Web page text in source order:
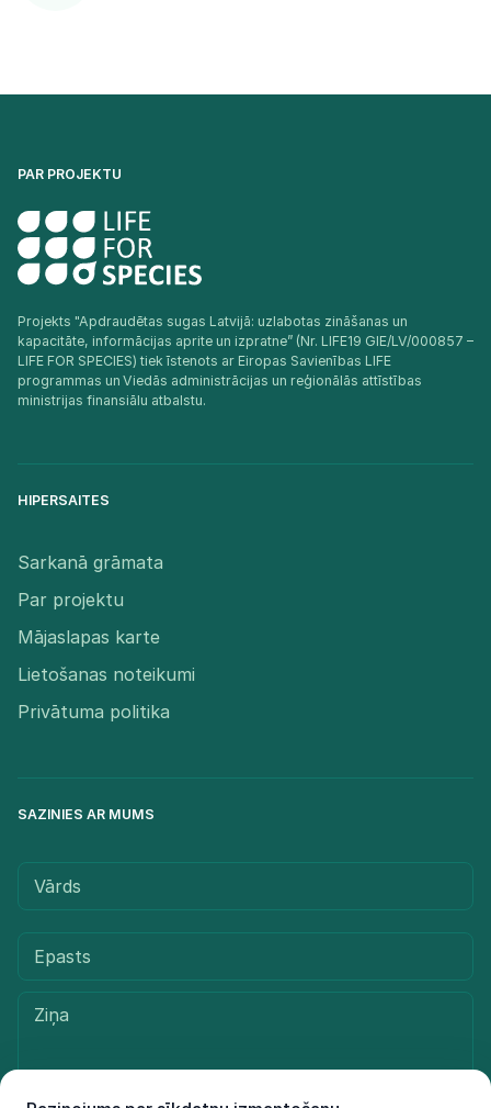
PAR PROJEKTU
Projekts "Apdraudētas sugas Latvijā: uzlabotas zināšanas un
kapacitāte, informācijas aprite un izpratne” (Nr. LIFE19 GIE/LV/000857 –
LIFE FOR SPECIES) tiek īstenots ar Eiropas Savienības LIFE
programmas un Viedās administrācijas un reģionālās attīstības
ministrijas finansiālu atbalstu.​
HIPERSAITES
Sarkanā grāmata
Par projektu
Mājaslapas karte
Lietošanas noteikumi
Privātuma politika
SAZINIES AR MUMS